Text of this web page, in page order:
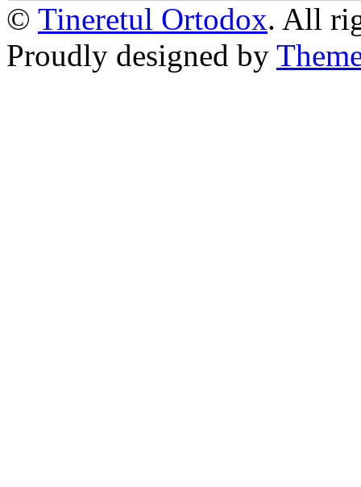
© Tineretul Ortodox. All
Proudly designed by